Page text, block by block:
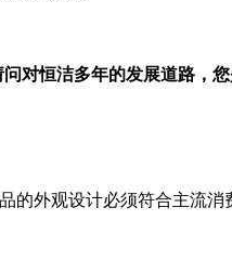
对恒洁多年的发展道路，
外观设计必须符合主流